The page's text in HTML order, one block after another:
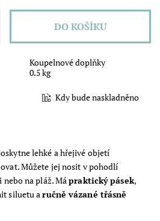
Koupelnové doplňky
0.5 kg
Kdy bude naskladněno
lehké a hřejivé objetí
Můžete jej nosit v pohodlí
nebo na pláž. Mápraktický pásek,
siluetu aručně vázané třásně